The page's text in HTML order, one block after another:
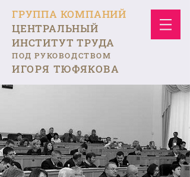
ГРУППА КОМПАНИЙ
ЦЕНТРАЛЬНЫЙ
ИНСТИТУТ ТРУДА
ПОД РУКОВОДСТВОМ
ИГОРЯ ТЮФЯКОВА